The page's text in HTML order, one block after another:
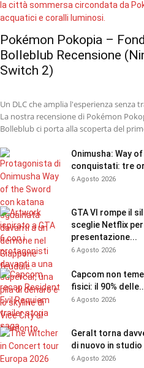
Pokémon Pokopia –
Bolleblub Recensione
Switch 2)
Un DLC che amplia l'esperienza senza
La nostra recensione di Pokémon
Bolleblub ci porta alla scoperta del
Onimusha: Way
conquistati: tre
6 Agosto 2026
GTA VI rompe il
sceglie Netflix per
presentazione...
6 Agosto 2026
Capcom non
fisici: il 90%
6 Agosto 2026
Geralt torna
di nuovo in studio
6 Agosto 2026